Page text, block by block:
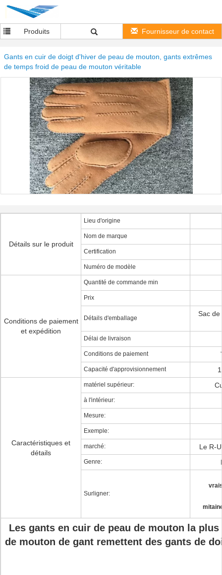
Produits Fournisseur de contact
Gants en cuir de doigt d'hiver de peau de mouton, gants extrêmes
de temps froid de peau de mouton véritable
Détails sur le produit
Lieu d'origine
Nom de marque
Certification
Numéro de modèle
Conditions de paiement
et expédition
Quantité de commande min
Prix
Détails d'emballage
Sac de
Délai de livraison
Conditions de paiement
Capacité d'approvisionnement
Caractéristiques et
détails
matériel supérieur:
à l'intérieur:
Mesure:
Exemple:
marché: Le R-
Genre:
Surligner:
Les gants en cuir de peau de mouton la plus
de mouton de gant remettent des gants de